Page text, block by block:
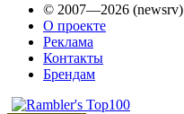
© 2007—2026 (newsrv)
О проекте
Реклама
Контакты
Брендам